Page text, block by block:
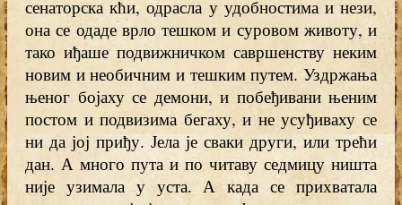
сенаторска кћи, одрасла у удобностима и нези,
она се одаде врло тешком и суровом животу, и
тако иђаше подвижничком савршенству неким
новим и необичним и тешким путем. Уздржања
њеног бојаху се демони, и побеђивани њеним
постом и подвизима бегаху, и не усуђиваху се
ни да јој приђу. Јела је сваки други, или трећи
дан. А много пута и по читаву седмицу ништа
није узимала у уста. А када се прихватала